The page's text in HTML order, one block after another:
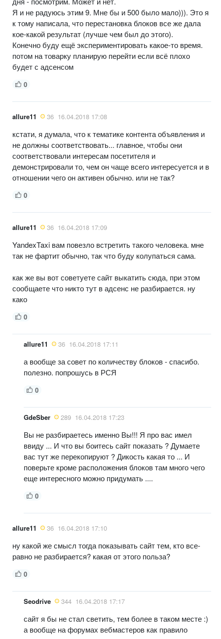
Я и не радуюсь этим 9. Мне бы и 500 было мало))). Это я
к тому написала, что перестановка блоков все же дала
кое-какой результат (лучше чем был до этого).
Конечно буду ещё экспериментировать какое-то время.
потом на товарку планирую перейти если всё плохо
будет с адсенсом
0
allure11 36 16.04.2018 17:08
кстати, я думала, что к тематике контента объявления и
не должны соответствовать... главное, чтобы они
соответствовали интересам посетителя и
демонстрировали то, чем он чаще всего интересуется и в
отношении чего он активен обычно. или не так?
0
allure11 36 16.04.2018 17:09
YandexTaxi вам повезло встретить такого человека. мне
так не фартит обычно, так что буду колупаться сама.
как же вы вот советуете сайт выкатить сюда, при этом
сообщаете что никто тут в адсенс не разбирается. ну
како
0
allure11 36 16.04.2018 17:11
а вообще за совет по количеству блоков - спасибо.
полезно. попрошусь в РСЯ
0
GdeSber 289 16.04.2018 17:23
Вы не разбираетесь именно Вы!!! Я про вас имел
ввиду ... И что вы боитесь сайт показать ? Думаете
вас тут же перекопируют ? Дикость какая то ... И
поверьте кроме расположения блоков там много чего
еще интересного можно придумать ....
0
allure11 36 16.04.2018 17:10
ну какой же смысл тогда показывать сайт тем, кто все-
равно не разбирается? какая от этого польза?
0
Seodrive 344 16.04.2018 17:17
сайт я бы не стал светить, тем более в таком месте :)
а вообще на форумах вебмастеров как правило